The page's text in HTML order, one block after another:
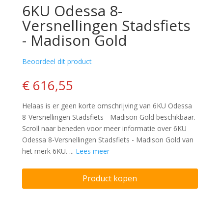
6KU Odessa 8-
Versnellingen Stadsfiets
- Madison Gold
Beoordeel dit product
€ 616,55
Helaas is er geen korte omschrijving van 6KU Odessa
8-Versnellingen Stadsfiets - Madison Gold beschikbaar.
Scroll naar beneden voor meer informatie over 6KU
Odessa 8-Versnellingen Stadsfiets - Madison Gold van
het merk 6KU. ... Lees meer
Product kopen